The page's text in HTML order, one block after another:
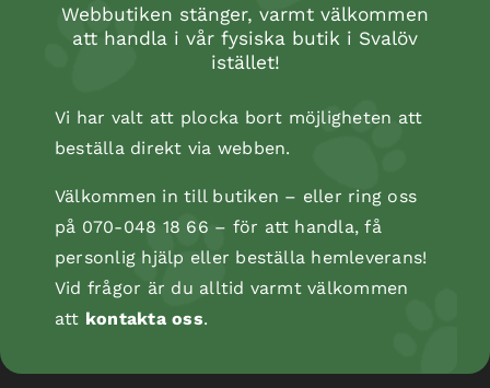
Kopåse
Webbutiken stänger, varmt välkommen
att handla i vår fysiska butik i Svalöv
istället!
Vi har valt att plocka bort möjligheten att
beställa direkt via webben.
Välkommen in till butiken – eller ring oss
på 070-048 18 66 – för att handla, få
personlig hjälp eller beställa hemleverans!
Vid frågor är du alltid varmt välkommen
att kontakta oss.